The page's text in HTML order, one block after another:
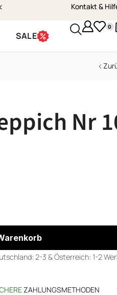
Kontakt &
SALE
0
Nr
2-3 & Österreich: 1-2
ZAHLUNGSMETHODEN